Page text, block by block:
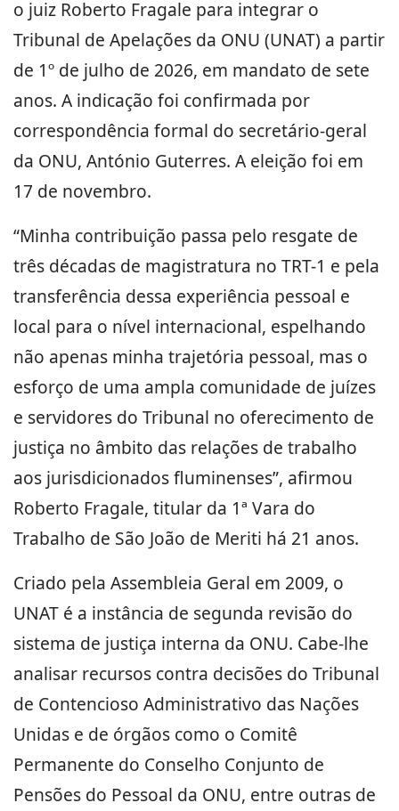
o juiz Roberto Fragale para integrar o
Tribunal de Apelações da ONU (UNAT) a partir
de 1º de julho de 2026, em mandato de sete
anos. A indicação foi confirmada por
correspondência formal do secretário-geral
da ONU, António Guterres. A eleição foi em
17 de novembro.
“Minha contribuição passa pelo resgate de
três décadas de magistratura no TRT-1 e pela
transferência dessa experiência pessoal e
local para o nível internacional, espelhando
não apenas minha trajetória pessoal, mas o
esforço de uma ampla comunidade de juízes
e servidores do Tribunal no oferecimento de
justiça no âmbito das relações de trabalho
aos jurisdicionados fluminenses”, afirmou
Roberto Fragale, titular da 1ª Vara do
Trabalho de São João de Meriti há 21 anos.
Criado pela Assembleia Geral em 2009, o
UNAT é a instância de segunda revisão do
sistema de justiça interna da ONU. Cabe-lhe
analisar recursos contra decisões do Tribunal
de Contencioso Administrativo das Nações
Unidas e de órgãos como o Comitê
Permanente do Conselho Conjunto de
Pensões do Pessoal da ONU, entre outras de